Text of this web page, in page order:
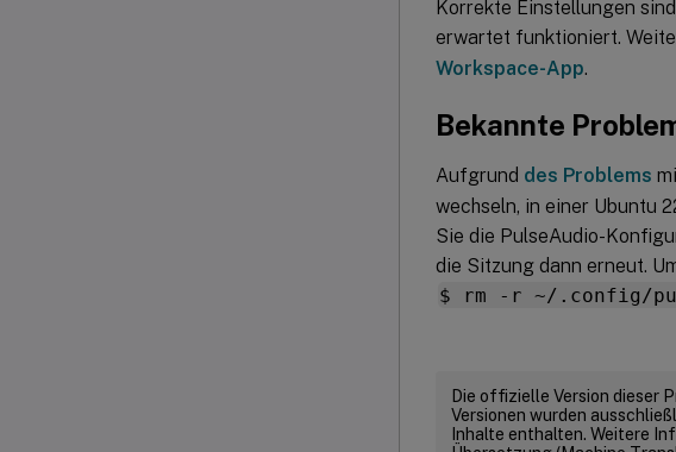
Korrekte Einstellungen
erwartet funktioniert.
Workspace-App.
Bekannte
Aufgrund des Problems
wechseln, in einer Ubuntu
Sie die PulseAudio-
die Sitzung dann erneut.
$ rm -r ~/.config/
Die offizielle Version dieser
Versionen wurden
Inhalte enthalten. Weitere